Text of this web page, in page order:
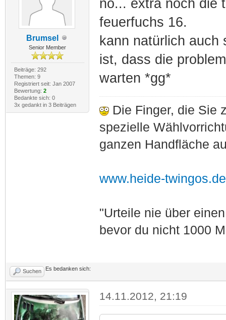
Brumsel
Senior Member
Beiträge: 292
Themen: 9
Registriert seit: Jan 2007
Bewertung: 2
Bedankte sich: 0
3x gedankt in 3 Beiträgen
nö... extra noch die
feuerfuchs 16.
kann natürlich auch
ist, dass die
warten *gg*
Die Finger, die Sie
spezielle
ganzen Handfläche
www.heide-twingos.de
"Urteile nie über
bevor du nicht 1000
Suchen Es bedanken sich:
14.11.2012, 21:19